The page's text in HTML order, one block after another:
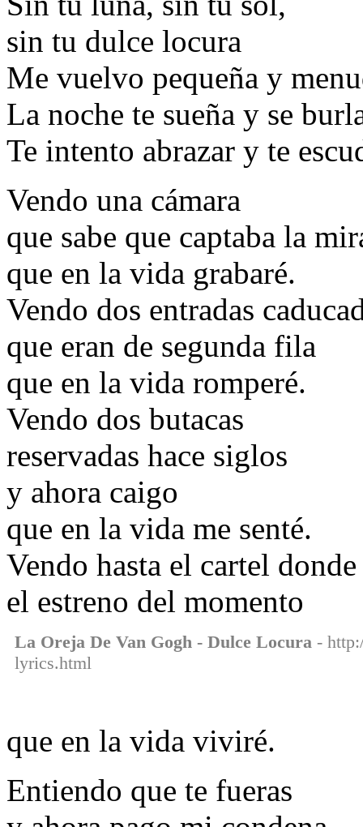
sin tu dulce locura
Me vuelvo pequeña y
La noche te sueña y se
Te intento abrazar y te
Vendo una cámara
que sabe que captaba la
que en la vida grabaré.
Vendo dos entradas
que eran de segunda fila
que en la vida romperé.
Vendo dos butacas
reservadas hace siglos
y ahora caigo
que en la vida me senté.
Vendo hasta el cartel
el estreno del momento
La Oreja De Van Gogh - Dulce Locura -
lyrics.html
que en la vida viviré.
Entiendo que te fueras